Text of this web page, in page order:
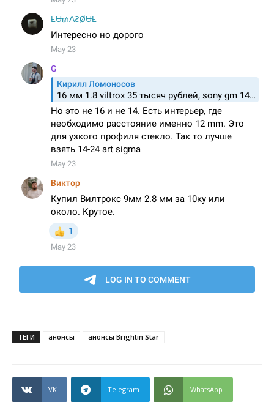
ТЕГИ анонсы анонсы Brightin Star
VK Telegram WhatsApp